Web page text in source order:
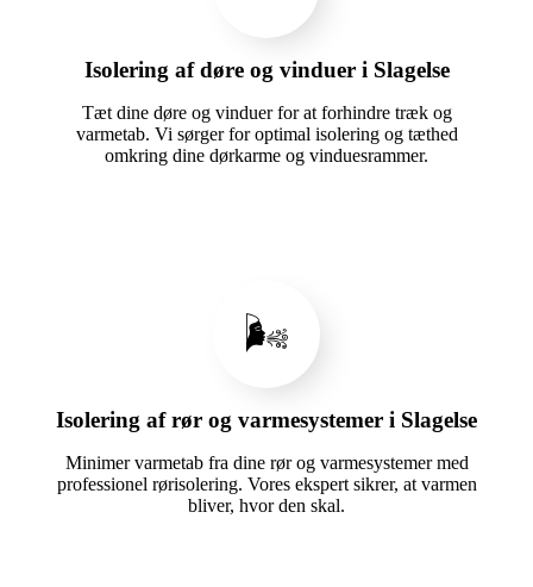
Isolering af døre og vinduer i Slagelse
Tæt dine døre og vinduer for at forhindre træk og
varmetab. Vi sørger for optimal isolering og tæthed
omkring dine dørkarme og vinduesrammer.
🌬️
Isolering af rør og varmesystemer i Slagelse
Minimer varmetab fra dine rør og varmesystemer med
professionel rørisolering. Vores ekspert sikrer, at varmen
bliver, hvor den skal.